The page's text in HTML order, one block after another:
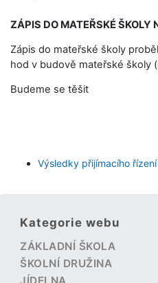
ZÁPIS DO MATEŘSKÉ
Zápis do mateřské školy
hod v budově mateřské školy
Budeme se těšit
Výsledky přijímacího
Kategorie webu
ZÁKLADNÍ ŠKOLA
ŠKOLNÍ DRUŽINA